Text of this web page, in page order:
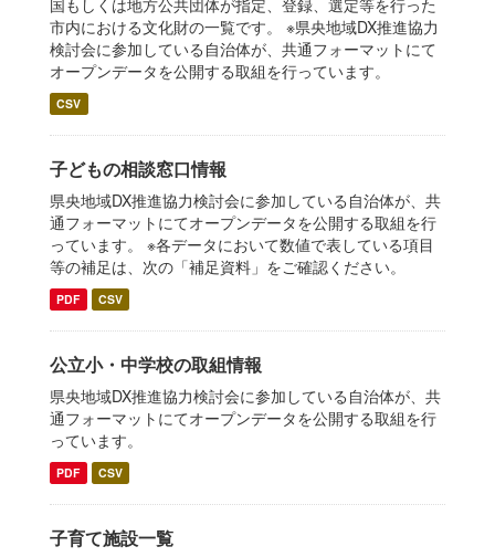
国もしくは地方公共団体が指定、登録、選定等を行った
市内における文化財の一覧です。 ※県央地域DX推進協力
検討会に参加している自治体が、共通フォーマットにて
オープンデータを公開する取組を行っています。
CSV
子どもの相談窓口情報
県央地域DX推進協力検討会に参加している自治体が、共
通フォーマットにてオープンデータを公開する取組を行
っています。 ※各データにおいて数値で表している項目
等の補足は、次の「補足資料」をご確認ください。
PDF CSV
公立小・中学校の取組情報
県央地域DX推進協力検討会に参加している自治体が、共
通フォーマットにてオープンデータを公開する取組を行
っています。
PDF CSV
子育て施設一覧